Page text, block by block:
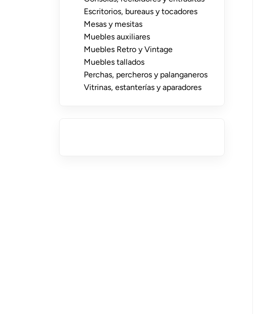
Escritorios, bureaus y tocadores
Mesas y mesitas
Muebles auxiliares
Muebles Retro y Vintage
Muebles tallados
Perchas, percheros y palanganeros
Vitrinas, estanterías y aparadores